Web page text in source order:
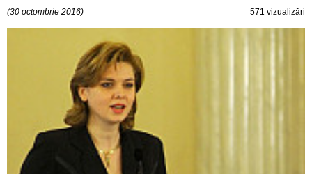
(30 octombrie 2016) 571 vizualizări